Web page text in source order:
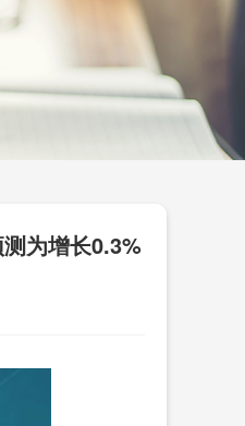
为增长0.3%